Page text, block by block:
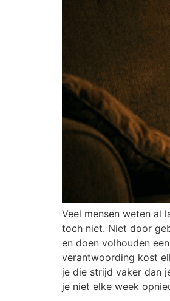
Veel mensen weten al
toch niet. Niet door
en doen volhouden
verantwoording kost
je die strijd vaker dan
je niet elke week